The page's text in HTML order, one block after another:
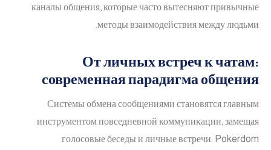
каналы общения, которые часто вытесняют привычные
методы взаимодействия между людьми.
От личных встреч к чатам:
современная парадигма общения
Системы обмена сообщениями становятся главным
инструментом повседневной коммуникации, замещая
голосовые беседы и личные встречи. Pokerdom